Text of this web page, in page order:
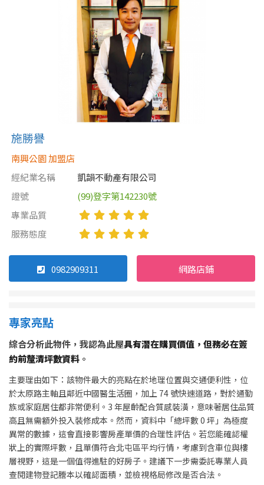
施勝譽
南興公園 加盟店
經紀業名稱
凱韻不動產有限公司
證號
(99)登字第142230號
專業品質
服務態度
0982909311 網路店鋪
專家亮點
綜合分析此物件，我認為此屋具有潛在購買價值，但務必在簽
約前釐清坪數資料 。
主要理由如下：該物件最大的亮點在於地理位置與交通便利性，位
於太原路主軸且鄰近中國醫生活圈，加上 74 號快速道路，對於通勤
族或家庭居住都非常便利。3 年屋齡配合質感裝潢，意味著居住品質
高且無需額外投入裝修成本。然而，資料中「總坪數 0 坪」為極度
異常的數據，這會直接影響房產單價的合理性評估。若您能確認權
狀上的實際坪數，且單價符合北屯區平均行情，考慮到含車位與樓
層視野，這是一個值得進駐的好房子。建議下一步需委託專業人員
查閱建物登記謄本以確認面積，並檢視格局修改是否合法。